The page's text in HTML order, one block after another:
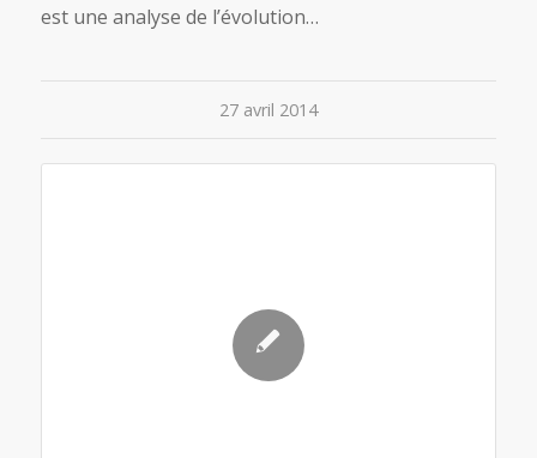
est une analyse de l’évolution…
27 avril 2014